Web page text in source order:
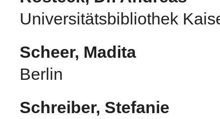
Universitätsbibliothek
Scheer, Madita
Berlin
Schreiber, Stefanie